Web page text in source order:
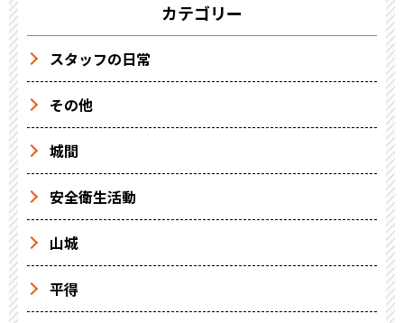
カテゴリー
スタッフの日常
その他
城間
安全衛生活動
山城
平得